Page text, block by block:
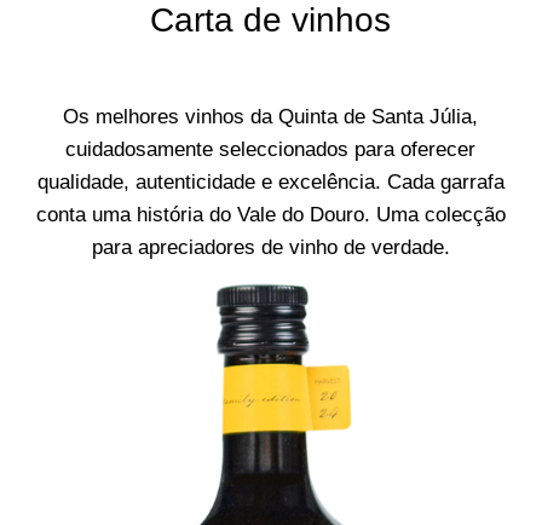
Carta de vinhos
Os melhores vinhos da Quinta de Santa Júlia,
cuidadosamente seleccionados para oferecer
qualidade, autenticidade e excelência. Cada garrafa
conta uma história do Vale do Douro. Uma colecção
para apreciadores de vinho de verdade.